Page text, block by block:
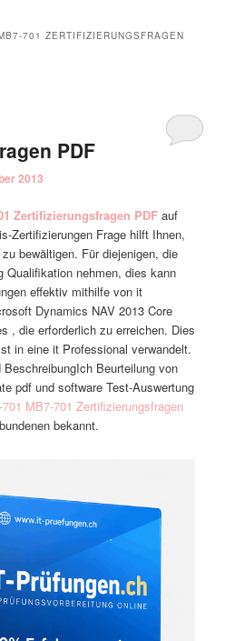
701 ZERTIFIZIERUNGSFRAGEN
PDF
2013
Zertifizierungsfragen PDF auf
Zertifizierungen Frage hilft Ihnen,
bewältigen. Für diejenigen, die
Qualifikation nehmen, dies kann
effektiv mithilfe von it
Dynamics NAV 2013 Core
, die erforderlich zu erreichen. Dies
in eine it Professional verwandelt.
Beurteilung von
pdf und software Test-Auswertung
MB7-701 Zertifizierungsfragen
bekannt.